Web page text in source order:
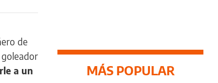
de
a un
MÁS POPULAR